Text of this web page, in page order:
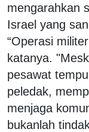
mengarahkan
Israel yang
“Operasi
katanya.
pesawat
peledak,
menjaga
bukanlah